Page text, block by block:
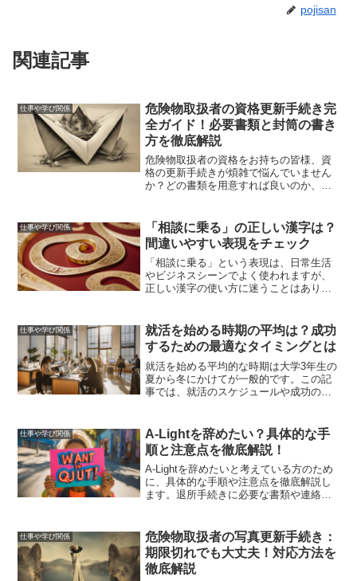
pojisan
関連記事
仕事や学び関係
危険物取扱者の資格更新手続き完
全ガイド！必要書類と封筒の書き
方を徹底解説
危険物取扱者の資格をお持ちの皆様、資
格の更新手続きが煩雑で悩んでいません
か？どの書類を用意すれば良いのか、封
では、危険物取扱者の資格更新手続きに
必要な書類や封筒の書き方...
仕事や学び関係
「相談に乗る」の正しい漢字は？
間違いやすい表現をチェック
「相談に乗る」という表現は、日常生活
やビジネスシーンでよく使われますが、
正しい漢字の使い方に迷うことはありま
をしてしまうこともあります。この記事
では、「相談に乗る」の正...
仕事や学び関係
就活を始める時期の平均は？成功
するための最適なタイミングとは
就活を始める平均的な時期は大学3年生の
夏から冬にかけてが一般的です。この記
事では、就活のスケジュールや成功のた
す。
仕事や学び関係
A-Lightを辞めたい？具体的な手
順と注意点を徹底解説！
A-Lightを辞めたいと考えている方のため
に、具体的な手順や注意点を徹底解説し
ます。退所手続きに必要な書類や連絡
や相談先情報を提供します。
仕事や学び関係
危険物取扱者の写真更新手続き：
期限切れでも大丈夫！対応方法を
徹底解説